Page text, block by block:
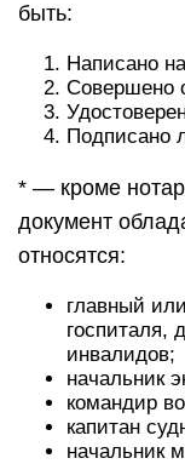
быть:
Написано
Совершено
Подписано
* — кроме
документ
относятся:
главный
госпиталя,
инвалидов;
начальник
командир
капитан
начальник